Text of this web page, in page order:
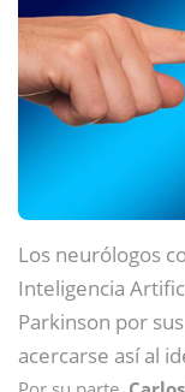
Los neurólogos
Inteligencia
Parkinson por
acercarse así al